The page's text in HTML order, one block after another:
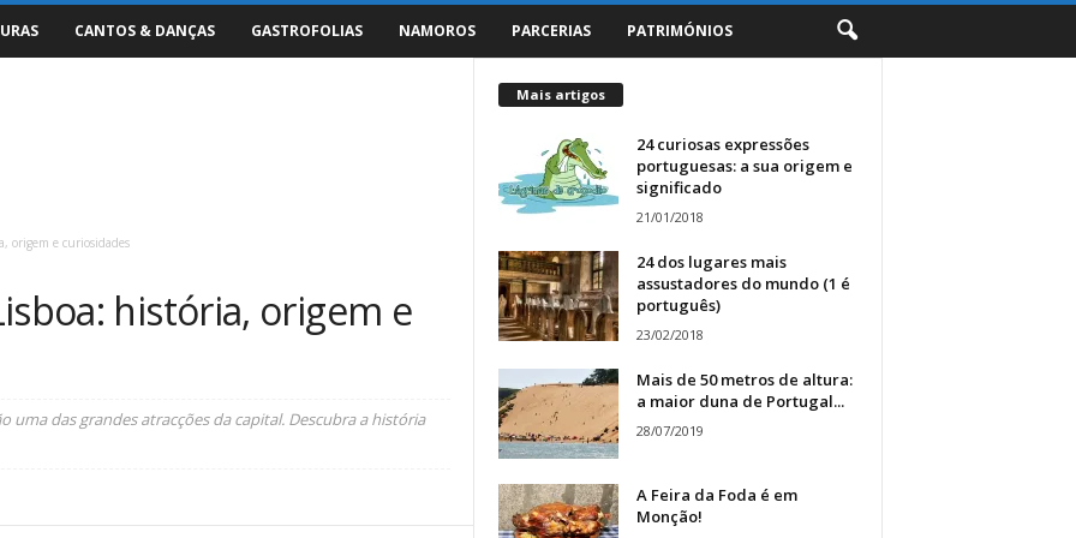
CANTOS & DANÇAS GASTROFOLIAS NAMOROS PARCERIAS PATRIMÓNIOS
origem e curiosidades
história, origem e
uma das grandes atracções da capital. Descubra a história
Mais artigos
24 curiosas expressões
portuguesas: a sua origem e
significado
21/01/2018
24 dos lugares mais
assustadores do mundo (1 é
português)
23/02/2018
Mais de 50 metros de altura:
a maior duna de Portugal...
28/07/2019
A Feira da Foda é em
Monção!